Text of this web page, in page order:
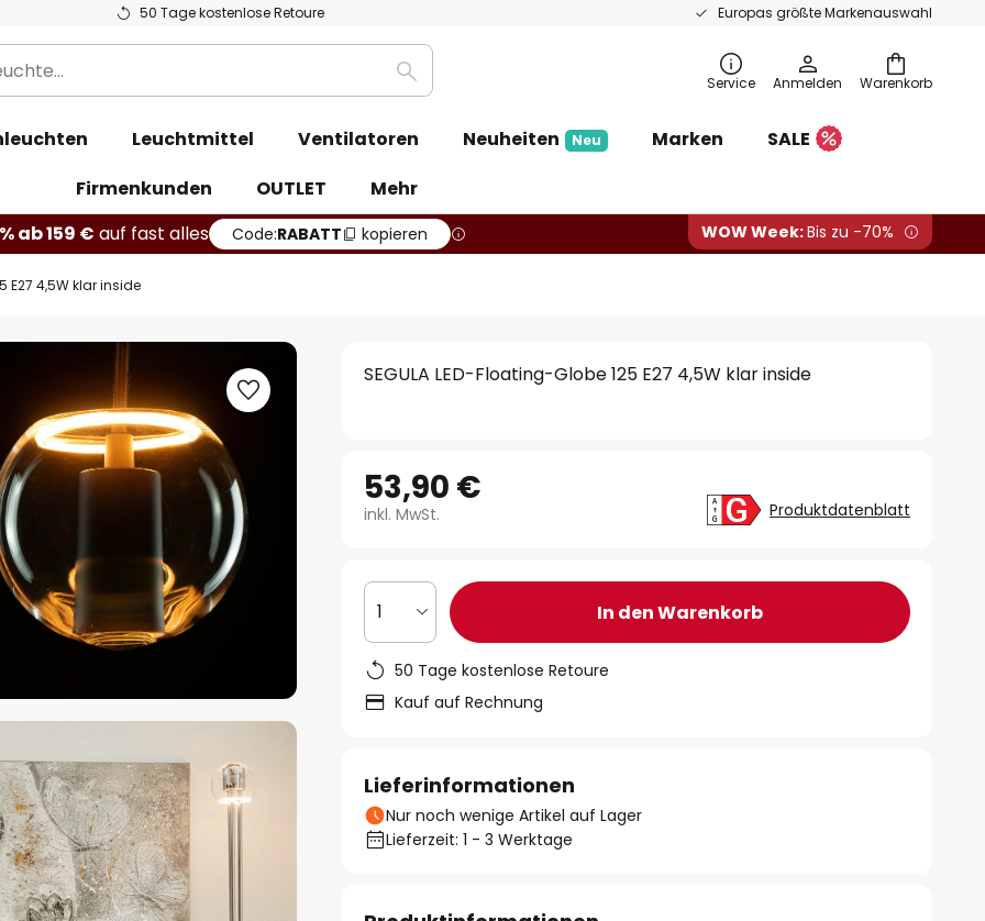
50 Tage kostenlose Retoure Europas größte Markenauswahl
Warenkorb
Suche Service Anmelden
Leuchtmittel Ventilatoren Neuheiten Neu Marken
SALE
Firmenkunden
OUTLET
Mehr
ab 159 € auf fast alles Code:RABATT kopieren WOW Week:Bis zu -70%
E27 4,5W klar inside
SEGULA LED-Floating-Globe 125 E27 4,5W klar inside
53,90 €
inkl. MwSt. Produktdatenblatt
1 In den Warenkorb
50 Tage kostenlose Retoure
Kauf auf Rechnung
Lieferinformationen
Nur noch wenige Artikel auf Lager
Lieferzeit: 1 - 3 Werktage